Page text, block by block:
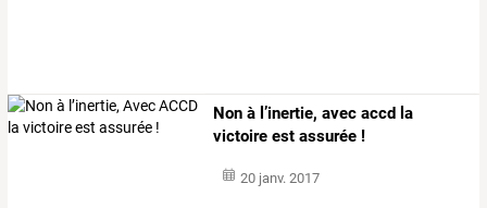
Non à l’inertie, avec accd la
victoire est assurée !
20 janv. 2017